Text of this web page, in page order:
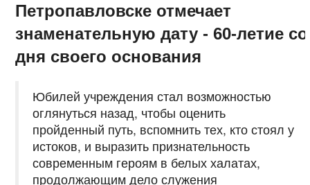
Петропавловске отмечает
знаменательную дату - 60-летие со
дня своего основания
Юбилей учреждения стал возможностью
оглянуться назад, чтобы оценить
пройденный путь, вспомнить тех, кто стоял у
истоков, и выразить признательность
современным героям в белых халатах,
продолжающим дело служения